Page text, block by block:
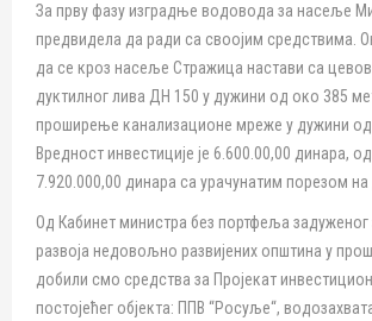
За прву фазу изградње водовода за насеље
предвидела да ради са своојим средствима.
да се кроз насеље Стражица настави са
дуктилног лива ДН 150 у дужини од око 385
проширење канализационе мреже у дужини од
Вредност инвестиције је 6.600.00,00 динара,
7.920.000,00 динара са урачунатим порезом
Од Кабинет министра без портфеља
развоја недовољно развијених општина у
добили смо средства за Пројекат
постојећег објекта: ППВ “Росуље“,